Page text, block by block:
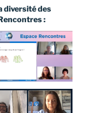
diversité des
: